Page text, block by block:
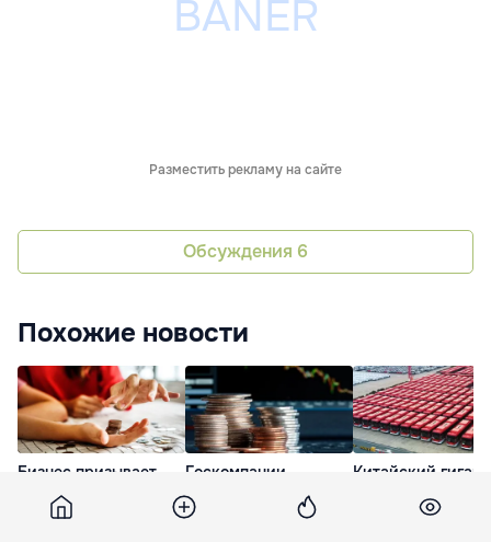
Разместить рекламу на сайте
Обсуждения 6
Похожие новости
Бизнес призывает
парламент Молдовы
отменить 0,5%-ный
Госкомпании
Молдовы готовятся
выйти на рынок
Китайский гигант
рассматривает